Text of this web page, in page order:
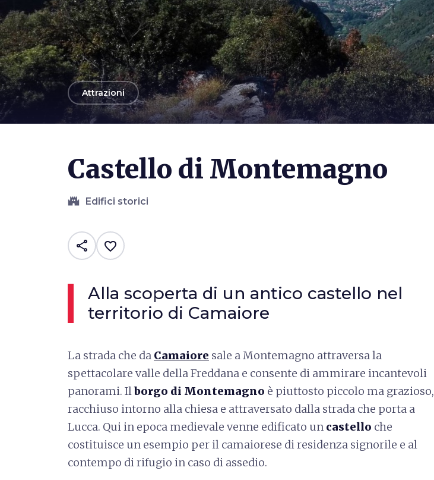
arrow_backAttrazioni
Castello di Montemagno
castle Edifici storici
share favorite_border
Alla scoperta di un antico castello nel
territorio di Camaiore
La strada che da Camaiore sale a Montemagno attraversa la
spettacolare valle della Freddana e consente di ammirare incantevoli
panorami. Ilborgo di Montemagno è piuttosto piccolo ma grazioso,
racchiuso intorno alla chiesa e attraversato dalla strada che porta a
Lucca. Qui in epoca medievale venne edificato un castello che
costituisce un esempio per il camaiorese di residenza signorile e al
contempo di rifugio in caso di assedio.